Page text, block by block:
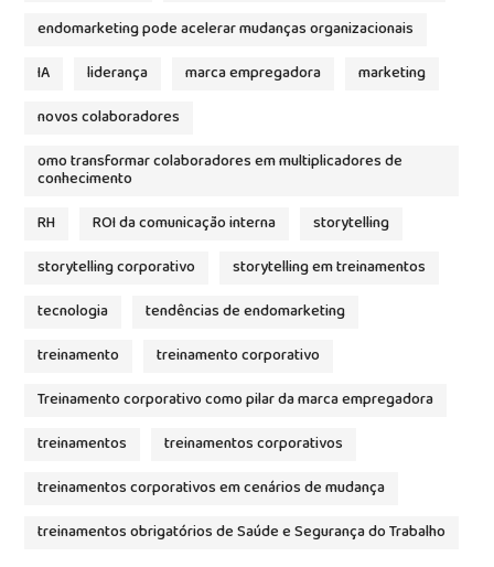
endomarketing pode acelerar mudanças organizacionais
IA
liderança marca empregadora
marketing
novos colaboradores
omo transformar colaboradores em multiplicadores de
conhecimento
RH
ROI da comunicação interna
storytelling
storytelling corporativo
storytelling em treinamentos
tecnologia
tendências de endomarketing
treinamento
treinamento corporativo
Treinamento corporativo como pilar da marca empregadora
treinamentos
treinamentos corporativos
treinamentos corporativos em cenários de mudança
treinamentos obrigatórios de Saúde e Segurança do Trabalho